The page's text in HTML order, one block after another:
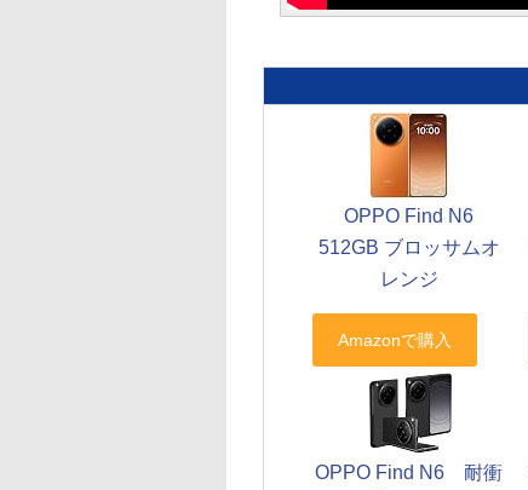
OPPO Find N6
512GB ブロッサムオ
レンジ
OPPO Find N6 耐衝